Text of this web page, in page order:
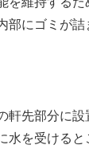
部にゴミが
軒先部分に
水を受ける